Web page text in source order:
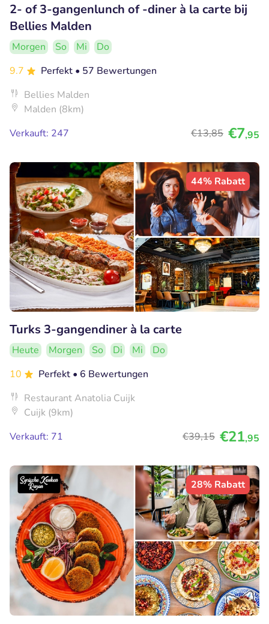
2- of 3-gangenlunch of -diner à la carte bij
Bellies Malden
Morgen So Mi
Do
9.7
Perfekt • 57 Bewertungen
Bellies Malden
Malden (8km)
Verkauft: 247
€13,85 €7,95
44% Rabatt
Turks 3-gangendiner à la carte
Heute Morgen So Di Mi
Do
10
Perfekt • 6 Bewertungen
Restaurant Anatolia Cuijk
Cuijk (9km)
Verkauft: 71
€39,15 €21,95
28% Rabatt